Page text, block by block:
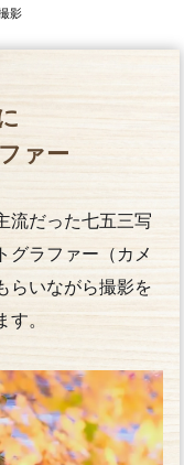
影
ァー
流だった七五三写
グラファー（カメ
らいながら撮影を
。